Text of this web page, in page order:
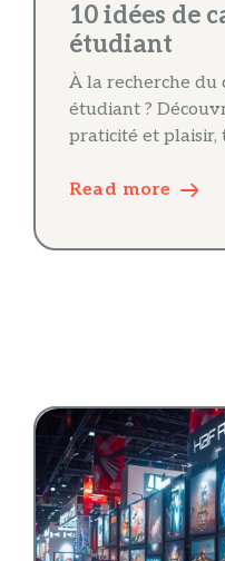
10 idées de
étudiant
À la recherche du
étudiant ?
praticité et plaisir,
Read more